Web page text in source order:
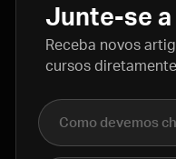
Junte-se a
Receba novos
cursos
Nome completo